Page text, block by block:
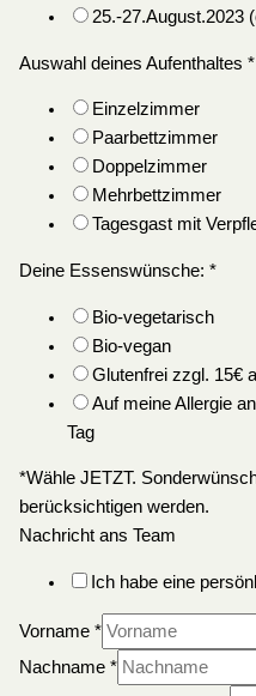
25.-27.August.2023
Auswahl deines Aufenthaltes *
Einzelzimmer
Paarbettzimmer
Doppelzimmer
Mehrbettzimmer
Tagesgast mit
Deine Essenswünsche: *
Bio-vegetarisch
Bio-vegan
Glutenfrei zzgl. 15€
Auf meine Allergie
Tag
*Wähle JETZT.
berücksichtigen werden.
Nachricht ans Team
Ich habe eine
Vorname *
Nachname *